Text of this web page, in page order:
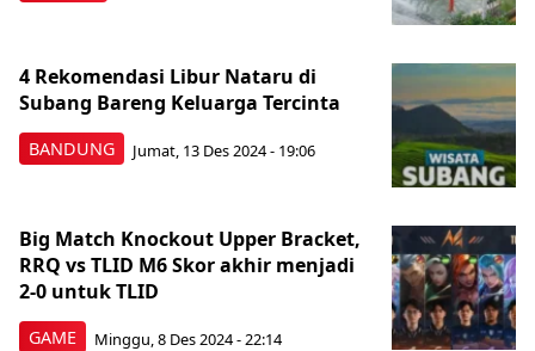
BANDUNG
4 Rekomendasi Libur Nataru di
Subang Bareng Keluarga Tercinta
Jumat, 13 Des 2024 - 19:06
GAME
Big Match Knockout Upper Bracket,
RRQ vs TLID M6 Skor akhir menjadi
2-0 untuk TLID
Minggu, 8 Des 2024 - 22:14